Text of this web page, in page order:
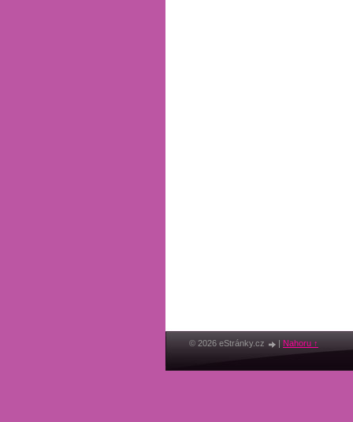
© 2026 eStránky.cz | Nahoru ↑